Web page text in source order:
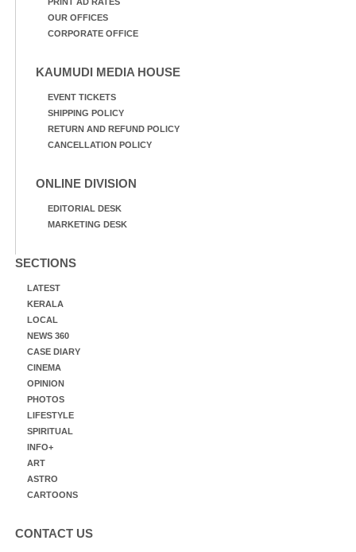
OUR OFFICES
CORPORATE OFFICE
KAUMUDI MEDIA HOUSE
EVENT TICKETS
SHIPPING POLICY
RETURN AND REFUND POLICY
CANCELLATION POLICY
ONLINE DIVISION
EDITORIAL DESK
MARKETING DESK
SECTIONS
LATEST
KERALA
LOCAL
NEWS 360
CASE DIARY
CINEMA
OPINION
PHOTOS
LIFESTYLE
SPIRITUAL
INFO+
ART
ASTRO
CARTOONS
CONTACT US